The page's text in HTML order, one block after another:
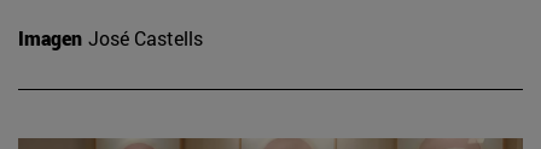
Imagen José Castells